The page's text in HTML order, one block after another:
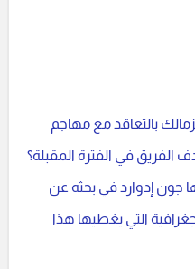
بالتعاقد مع مهاجم
الفريق في الفترة المقبلة؟
جون إدوارد في بحثه عن
التي يغطيها هذا